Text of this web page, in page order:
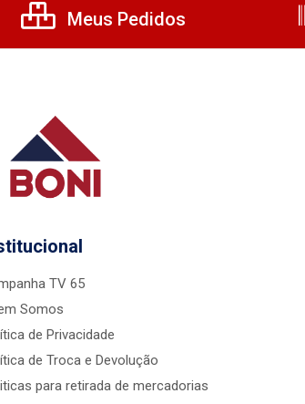
Meus Pedidos
TV 65
Somos
de Privacidade
de Troca e Devolução
para retirada de mercadorias